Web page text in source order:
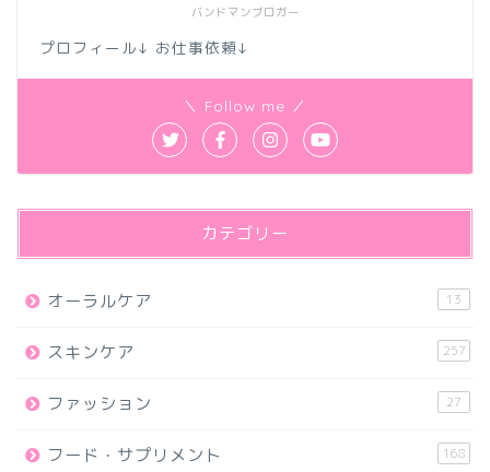
バンドマンブロガー
プロフィール↓ お仕事依頼↓
＼ Follow me ／
カテゴリー
オーラルケア 13
スキンケア 257
ファッション 27
フード・サプリメント 168